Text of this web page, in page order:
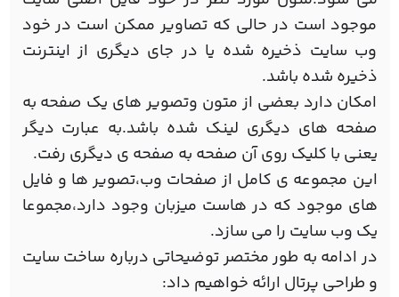
موجود است در حالی که تصاویر ممکن است در خود
وب سایت ذخیره شده یا در جای دیگری از اینترنت
ذخیره شده باشد.
امکان دارد بعضی از متون وتصویر های یک صفحه به
صفحه های دیگری لینک شده باشد.به عبارت دیگر
یعنی با کلیک روی آن صفحه به صفحه ی دیگری رفت.
این مجموعه ی کامل از صفحات وب،تصویر ها و فایل
های موجود که در هاست میزبان وجود دارد،مجموعا
یک وب سایت را می سازد.
در ادامه به طور مختصر توضیحاتی درباره ساخت سایت
و طراحی پرتال ارائه خواهیم داد: